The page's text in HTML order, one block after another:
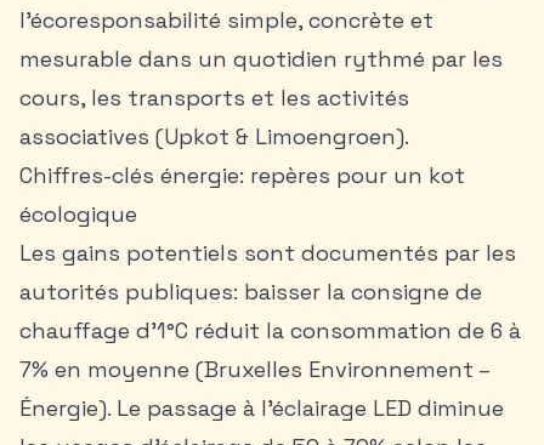
l’écoresponsabilité simple, concrète et
mesurable dans un quotidien rythmé par les
cours, les transports et les activités
associatives (Upkot & Limoengroen).
Chiffres-clés énergie: repères pour un kot
écologique
Les gains potentiels sont documentés par les
autorités publiques: baisser la consigne de
chauffage d’1°C réduit la consommation de 6 à
7% en moyenne (Bruxelles Environnement –
Énergie). Le passage à l’éclairage LED diminue